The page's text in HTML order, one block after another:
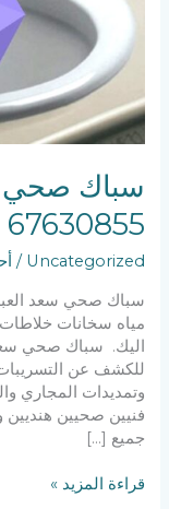
سباك صحي
67630855
Uncategorized
/
سباك صحي سعد
مياه سخانات
اليك. سباك صحي
للكشف عن
وتمديدات المجاري
فنيين صحيين
جميع […]
قراءة المزيد »